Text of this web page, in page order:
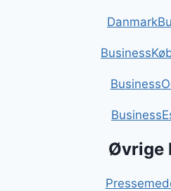
Øvrige